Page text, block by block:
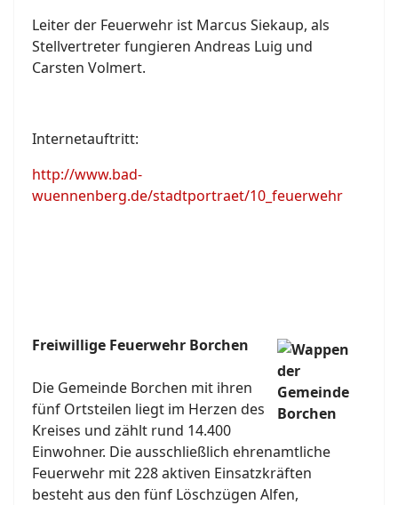
Leiter der Feuerwehr ist Marcus Siekaup, als
Stellvertreter fungieren Andreas Luig und
Carsten Volmert.
Internetauftritt:
http://www.bad-
wuennenberg.de/stadtportraet/10_feuerwehr
Freiwillige Feuerwehr Borchen
Die Gemeinde Borchen mit ihren
fünf Ortsteilen liegt im Herzen des
Kreises und zählt rund 14.400
Einwohner. Die ausschließlich ehrenamtliche
Feuerwehr mit 228 aktiven Einsatzkräften
besteht aus den fünf Löschzügen Alfen,